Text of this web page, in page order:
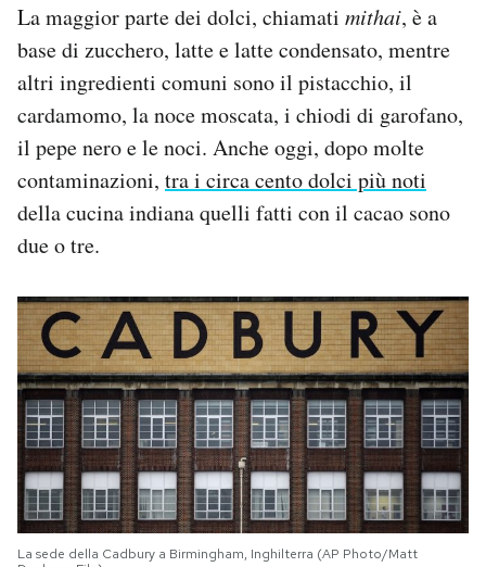
La maggior parte dei dolci, chiamati mithai, è a
base di zucchero, latte e latte condensato, mentre
altri ingredienti comuni sono il pistacchio, il
cardamomo, la noce moscata, i chiodi di garofano,
il pepe nero e le noci. Anche oggi, dopo molte
contaminazioni, tra i circa cento dolci più noti
della cucina indiana quelli fatti con il cacao sono
due o tre.
La sede della Cadbury a Birmingham, Inghilterra (AP Photo/Matt